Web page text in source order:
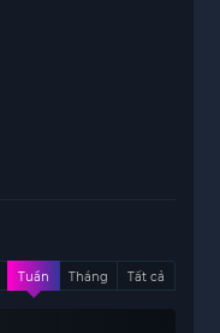
Tuần Tháng Tất cả